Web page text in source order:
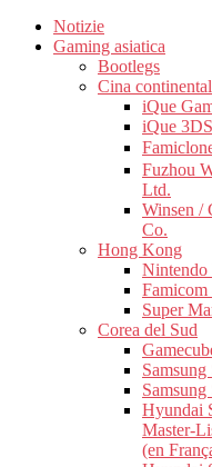
Notizie
Gaming asiatica
Bootlegs
Cina
iQue
iQue
Fuzhou
Ltd.
Winsen /
Co.
Hong Kong
Nintendo
Super
Corea del Sud
Hyundai
Master-
(en